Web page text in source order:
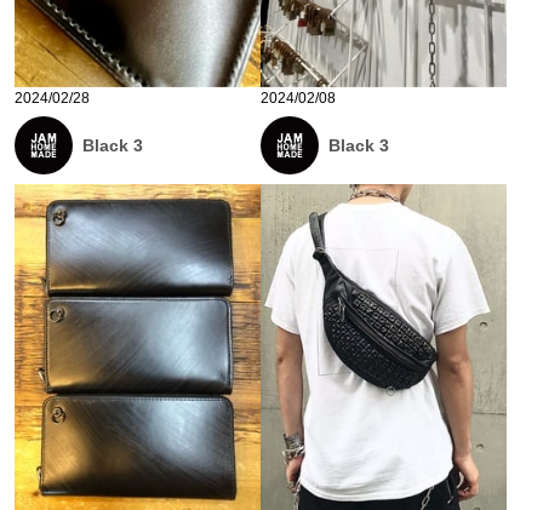
2024/02/28
Black 3
2024/02/08
Black 3